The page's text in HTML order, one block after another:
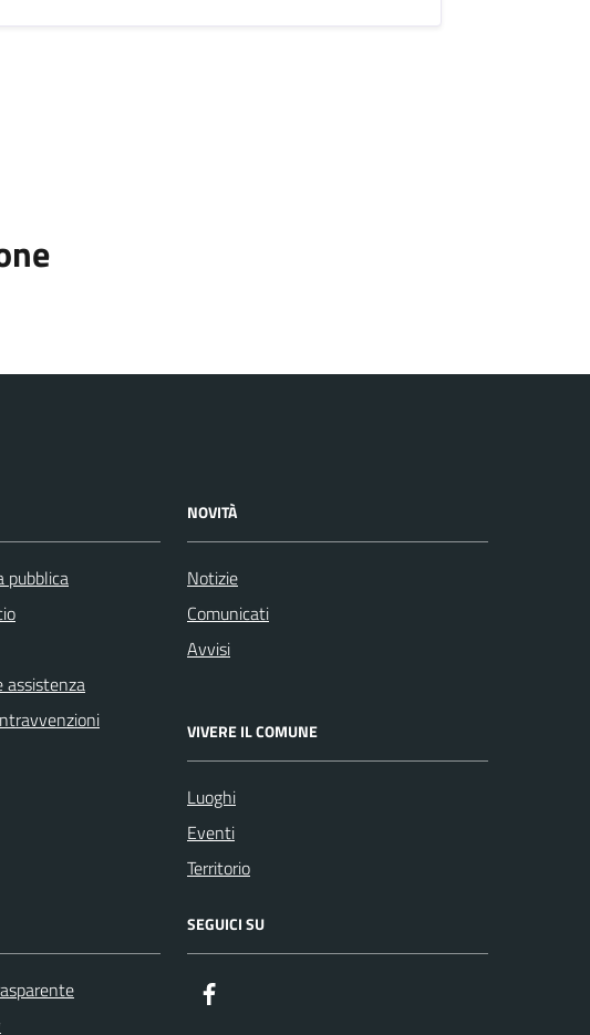
pubblica
assistenza
NOVITÀ
Notizie
Comunicati
Avvisi
VIVERE IL COMUNE
Luoghi
Eventi
Territorio
SEGUICI SU